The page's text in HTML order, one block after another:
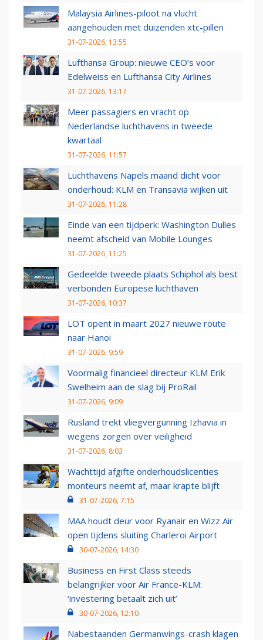
Malaysia Airlines-piloot na vlucht
aangehouden met duizenden xtc-pillen
31-07-2026, 13:55
Lufthansa Group: nieuwe CEO’s voor
Edelweiss en Lufthansa City Airlines
31-07-2026, 13:17
Meer passagiers en vracht op
Nederlandse luchthavens in tweede
kwartaal
31-07-2026, 11:57
Luchthavens Napels maand dicht voor
onderhoud: KLM en Transavia wijken uit
31-07-2026, 11:28
Einde van een tijdperk: Washington Dulles
neemt afscheid van Mobile Lounges
31-07-2026, 11:25
Gedeelde tweede plaats Schiphol als best
verbonden Europese luchthaven
31-07-2026, 10:37
LOT opent in maart 2027 nieuwe route
naar Hanoi
31-07-2026, 9:59
Voormalig financieel directeur KLM Erik
Swelheim aan de slag bij ProRail
31-07-2026, 9:09
Rusland trekt vliegvergunning Izhavia in
wegens zorgen over veiligheid
31-07-2026, 8:03
Wachttijd afgifte onderhoudslicenties
monteurs neemt af, maar krapte blijft
31-07-2026, 7:15
MAA houdt deur voor Ryanair en Wizz Air
open tijdens sluiting Charleroi Airport
30-07-2026, 14:30
Business en First Class steeds
belangrijker voor Air France-KLM:
‘investering betaalt zich uit’
30-07-2026, 12:10
Nabestaanden Germanwings-crash klagen